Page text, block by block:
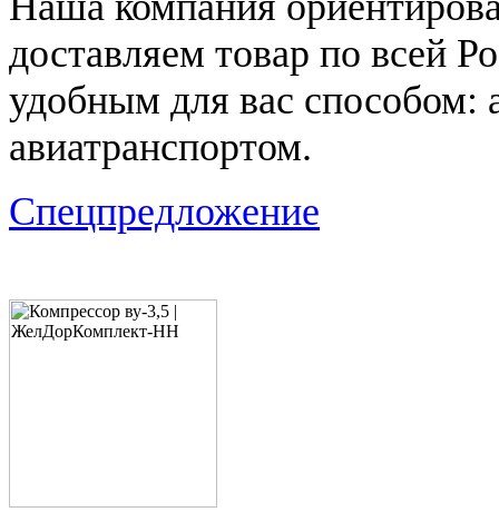
доставляем товар по всей
удобным для вас способом:
авиатранспортом.
Спецпредложение